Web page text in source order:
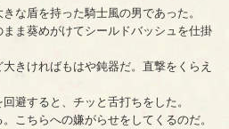
な盾を持った騎士風の男であった。
ま葵めがけてシールドバッシュを仕掛
きければもはや鈍器だ。直撃をくらえ
避すると、チッと舌打ちをした。
こちらへの嫌がらせをしてくるのだ。